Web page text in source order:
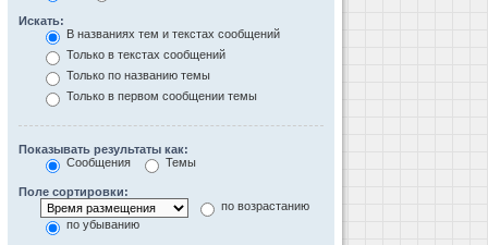
Искать:
В названиях тем и текстах сообщений
Только в текстах сообщений
Только по названию темы
Только в первом сообщении темы
Показывать результаты как:
Сообщения
Темы
Поле сортировки:
по возрастанию
по убыванию